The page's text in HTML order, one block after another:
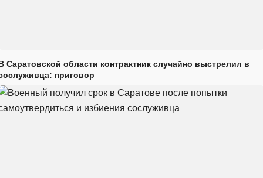
Саратовской области контрактник случайно выстрелил в
приговор